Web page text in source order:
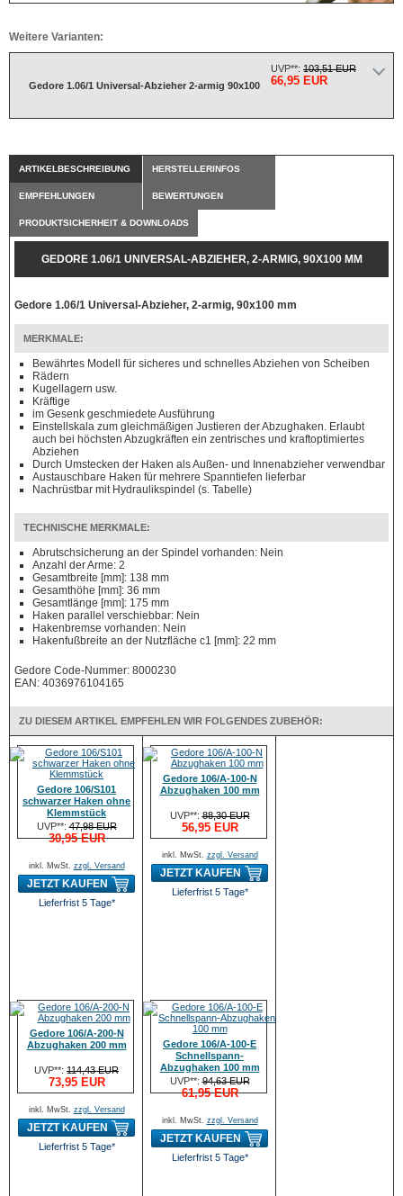
Weitere Varianten:
Gedore 1.06/1 Universal-Abzieher 2-armig 90x100
UVP**: 103,51 EUR
66,95 EUR
ARTIKELBESCHREIBUNG HERSTELLERINFOS
EMPFEHLUNGEN BEWERTUNGEN
PRODUKTSICHERHEIT & DOWNLOADS
GEDORE 1.06/1 UNIVERSAL-ABZIEHER, 2-ARMIG, 90X100 MM
Gedore 1.06/1 Universal-Abzieher, 2-armig, 90x100 mm
MERKMALE:
Bewährtes Modell für sicheres und schnelles Abziehen von Scheiben
Rädern
Kugellagern usw.
Kräftige
im Gesenk geschmiedete Ausführung
Einstellskala zum gleichmäßigen Justieren der Abzughaken. Erlaubt
auch bei höchsten Abzugkräften ein zentrisches und kraftoptimiertes
Abziehen
Durch Umstecken der Haken als Außen- und Innenabzieher verwendbar
Austauschbare Haken für mehrere Spanntiefen lieferbar
Nachrüstbar mit Hydraulikspindel (s. Tabelle)
TECHNISCHE MERKMALE:
Abrutschsicherung an der Spindel vorhanden: Nein
Anzahl der Arme: 2
Gesamtbreite [mm]: 138 mm
Gesamthöhe [mm]: 36 mm
Gesamtlänge [mm]: 175 mm
Haken parallel verschiebbar: Nein
Hakenbremse vorhanden: Nein
Hakenfußbreite an der Nutzfläche c1 [mm]: 22 mm
Gedore Code-Nummer: 8000230
EAN: 4036976104165
ZU DIESEM ARTIKEL EMPFEHLEN WIR FOLGENDES ZUBEHÖR:
Gedore 106/S101
schwarzer Haken ohne
Klemmstück
UVP**:47,98 EUR
30,95 EUR
inkl. MwSt. zzgl. Versand
JETZT KAUFEN
Lieferfrist 5 Tage*
Gedore 106/A-100-N
Abzughaken 100 mm
UVP**:88,30 EUR
56,95 EUR
inkl. MwSt. zzgl. Versand
JETZT KAUFEN
Lieferfrist 5 Tage*
Gedore 106/A-200-N
Abzughaken 200 mm
UVP**: 114,43 EUR
73,95 EUR
inkl. MwSt. zzgl. Versand
JETZT KAUFEN
Lieferfrist 5 Tage*
Gedore 106/A-100-E
Schnellspann-
Abzughaken 100 mm
UVP**:94,63 EUR
61,95 EUR
inkl. MwSt. zzgl. Versand
JETZT KAUFEN
Lieferfrist 5 Tage*